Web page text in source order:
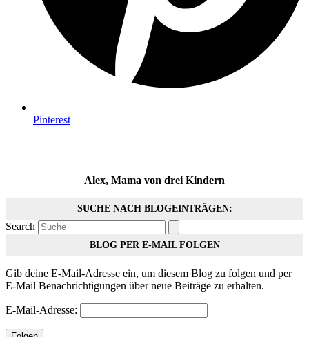
Pinterest
Alex, Mama von drei Kindern
SUCHE NACH BLOGEINTRÄGEN:
Search
BLOG PER E-MAIL FOLGEN
Gib deine E-Mail-Adresse ein, um diesem Blog zu folgen und per
E-Mail Benachrichtigungen über neue Beiträge zu erhalten.
E-Mail-Adresse: